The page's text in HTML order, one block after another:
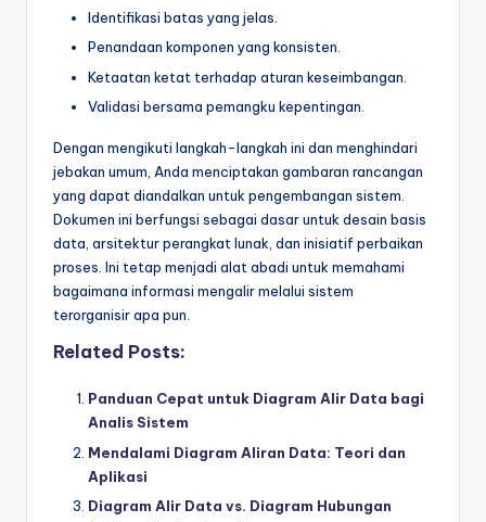
Identifikasi batas yang jelas.
Penandaan komponen yang konsisten.
Ketaatan ketat terhadap aturan keseimbangan.
Validasi bersama pemangku kepentingan.
Dengan mengikuti langkah-langkah ini dan menghindari
jebakan umum, Anda menciptakan gambaran rancangan
yang dapat diandalkan untuk pengembangan sistem.
Dokumen ini berfungsi sebagai dasar untuk desain basis
data, arsitektur perangkat lunak, dan inisiatif perbaikan
proses. Ini tetap menjadi alat abadi untuk memahami
bagaimana informasi mengalir melalui sistem
terorganisir apa pun.
Related Posts:
Panduan Cepat untuk Diagram Alir Data bagi
Analis Sistem
Mendalami Diagram Aliran Data: Teori dan
Aplikasi
Diagram Alir Data vs. Diagram Hubungan